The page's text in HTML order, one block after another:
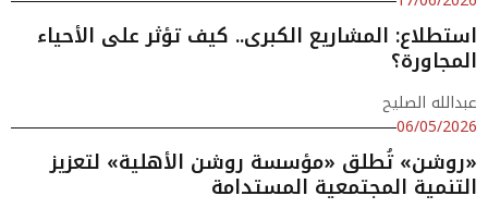
استطلاع: المشاريع الكبرى.. كيف تؤثر على الأحياء
المجاورة؟
عبدالله الصليح
06/05/2026
«روشن» تُطلق «مؤسسة روشن الأهلية» لتعزيز
التنمية المجتمعية المستدامة